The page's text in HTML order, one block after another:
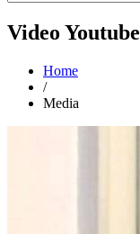
Video Youtube
Home
/
Media